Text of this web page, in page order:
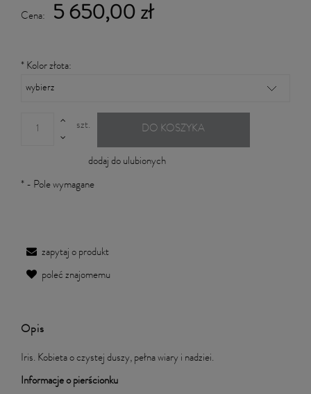
Cena: 5 650,00 zł
* Kolor złota:
szt. DO KOSZYKA
dodaj do ulubionych
* - Pole wymagane
zapytaj o produkt
poleć znajomemu
Opis
Iris. Kobieta o czystej duszy, pełna wiary i nadziei.
Informacje o pierścionku